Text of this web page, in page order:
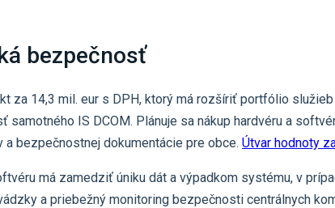
bezpečnosť
za 14,3 mil. eur s DPH, ktorý má rozšíriť portfólio
samotného IS DCOM. Plánuje sa nákup hardvéru a
bezpečnostnej dokumentácie pre obce. Útvar hodnoty
má zamedziť úniku dát a výpadkom systému, v
a priebežný monitoring bezpečnosti centrálnych